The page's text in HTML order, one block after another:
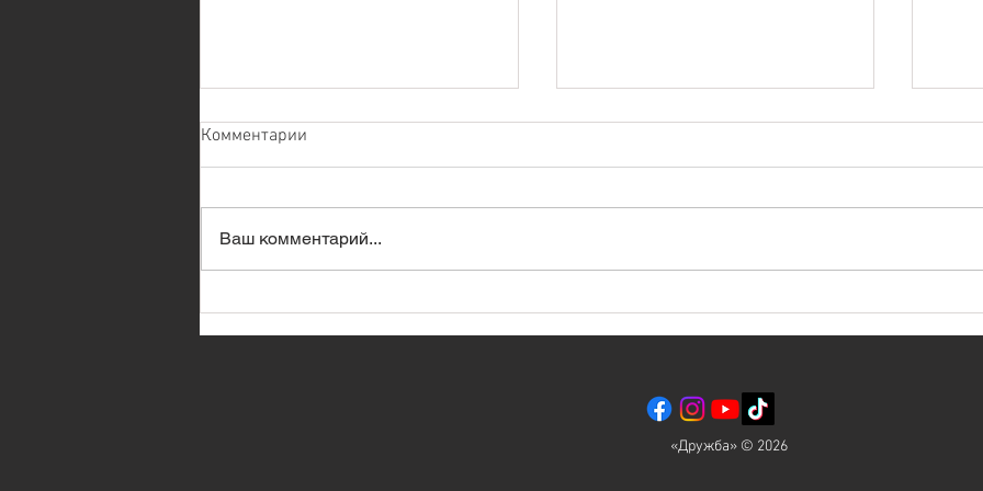
Комментарии
Ваш комментарий...
«Дружба» © 2026